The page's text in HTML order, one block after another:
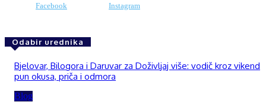
Facebook Instagram
Odabir urednika
Bjelovar, Bilogora i Daruvar za Doživljaj više: vodič kroz vikend
pun okusa, priča i odmora
Blog